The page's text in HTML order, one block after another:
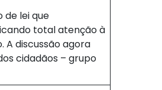
de lei que
total atenção à
A discussão agora
cidadãos – grupo